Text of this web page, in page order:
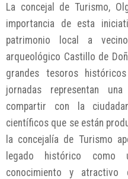
La concejal de Turismo,
importancia de esta
patrimonio local a
arqueológico Castillo de
grandes tesoros
jornadas representan
compartir con la
científicos que se están
la concejalía de Turismo
legado histórico como
conocimiento y atractivo